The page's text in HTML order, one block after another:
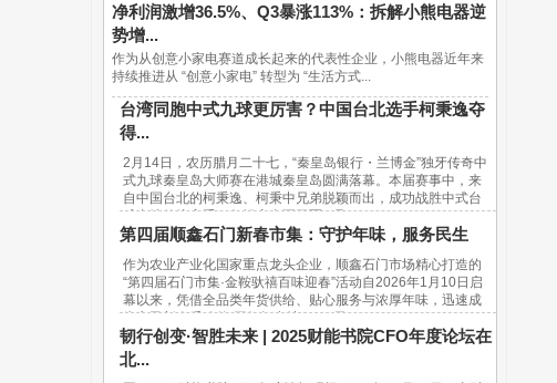
净利润激增36.5%、Q3暴涨113%：拆解小熊电器逆
势增...
作为从创意小家电赛道成长起来的代表性企业，小熊电器近年来
持续推进从 “创意小家电” 转型为 “生活方式...
台湾同胞中式九球更厉害？中国台北选手柯秉逸夺
得...
2月14日，农历腊月二十七，“秦皇岛银行・兰博金”独牙传奇中
式九球秦皇岛大师赛在港城秦皇岛圆满落幕。本届赛事中，来
自中国台北的柯秉逸、柯秉中兄弟脱颖而出，成功战胜中式台
球内地传统高手，包揽赛事冠亚军，取...
第四届顺鑫石门新春市集：守护年味，服务民生
作为农业产业化国家重点龙头企业，顺鑫石门市场精心打造的
“第四届石门市集·金鞍驮禧百味迎春”活动自2026年1月10日启
幕以来，凭借全品类年货供给、贴心服务与浓厚年味，迅速成
为市民新春采购的“网红打卡地”。37天...
韧行创变·智胜未来 | 2025财能书院CFO年度论坛在
北...